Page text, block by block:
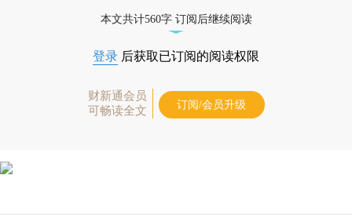
本文共计560字 订阅后继续阅读
登录 后获取已订阅的阅读权限
财新通会员
可畅读全文
订阅/会员升级